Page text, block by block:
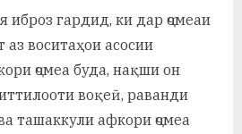
р
в
гардид, ки дар ҷомеаи
воситаҳои асосии
ҷомеа буда, нақши он
воқеӣ, раванди
ташаккули афкори ҷомеа